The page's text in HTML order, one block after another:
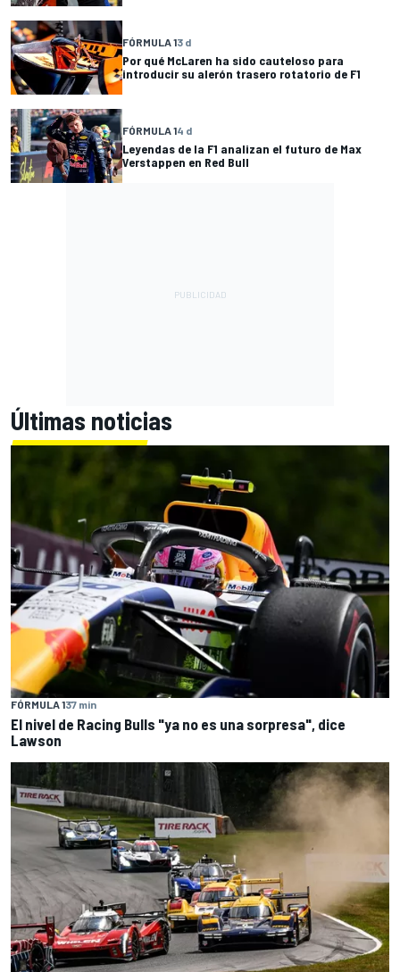
FÓRMULA 13 d
Por qué McLaren ha sido cauteloso para
introducir su alerón trasero rotatorio de F1
FÓRMULA 14 d
Leyendas de la F1 analizan el futuro de Max
Verstappen en Red Bull
Últimas noticias
FÓRMULA 137 min
El nivel de Racing Bulls "ya no es una sorpresa", dice
Lawson